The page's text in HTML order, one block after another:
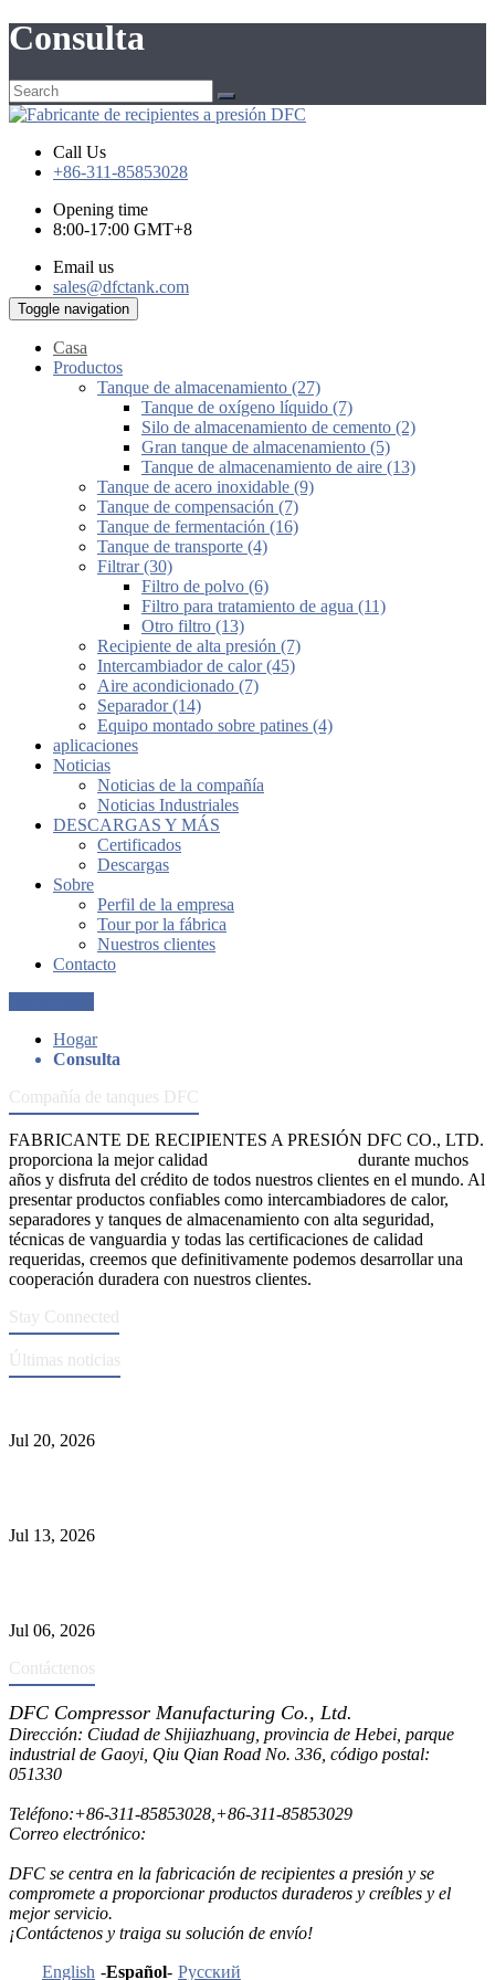
Consulta
Call Us
+86-311-85853028
Opening time
8:00-17:00 GMT+8
Email us
sales@dfctank.com
Toggle navigation
Casa
Productos
Tanque de almacenamiento (27)
Tanque de oxígeno líquido (7)
Silo de almacenamiento de cemento (2)
Gran tanque de almacenamiento (5)
Tanque de almacenamiento de aire (13)
Tanque de acero inoxidable (9)
Tanque de compensación (7)
Tanque de fermentación (16)
Tanque de transporte (4)
Filtrar (30)
Filtro de polvo (6)
Filtro para tratamiento de agua (11)
Otro filtro (13)
Recipiente de alta presión (7)
Intercambiador de calor (45)
Aire acondicionado (7)
Separador (14)
Equipo montado sobre patines (4)
aplicaciones
Noticias
Noticias de la compañía
Noticias Industriales
DESCARGAS Y MÁS
Certificados
Descargas
Sobre
Perfil de la empresa
Tour por la fábrica
Nuestros clientes
Contacto
Hogar
Consulta
Compañía de tanques DFC
FABRICANTE DE RECIPIENTES A PRESIÓN DFC CO., LTD.
proporciona la mejor calidad
durante muchos
años y disfruta del crédito de todos nuestros clientes en el mundo. Al
presentar productos confiables como intercambiadores de calor,
separadores y tanques de almacenamiento con alta seguridad,
técnicas de vanguardia y todas las certificaciones de calidad
requeridas, creemos que definitivamente podemos desarrollar una
cooperación duradera con nuestros clientes.
Stay Connected
Últimas noticias
Jul 20, 2026
Jul 13, 2026
Jul 06, 2026
Contáctenos
DFC Compressor Manufacturing Co., Ltd.
Dirección: Ciudad de Shijiazhuang, provincia de Hebei, parque
industrial de Gaoyi, Qiu Qian Road No. 336, código postal:
051330
Teléfono:+86-311-85853028 +86-311-85853029
Correo electrónico:
DFC se centra en la fabricación de recipientes a presión y se
compromete a proporcionar productos duraderos y creíbles y el
mejor servicio.
¡Contáctenos y traiga su solución de envío!
English -Español- Русский